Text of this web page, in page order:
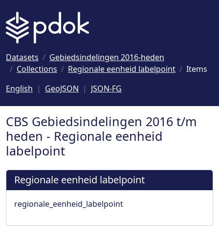
Datasets
Gebiedsindelingen 2016-heden
Collections
Regionale eenheid labelpoint
Items
English
GeoJSON JSON-FG
CBS Gebiedsindelingen 2016 t/m
heden - Regionale eenheid
labelpoint
Regionale eenheid labelpoint
regionale_eenheid_labelpoint